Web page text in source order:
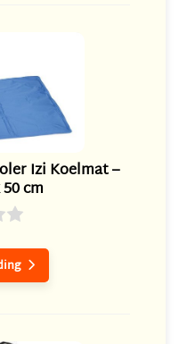
Izi Koelmat –
cm
